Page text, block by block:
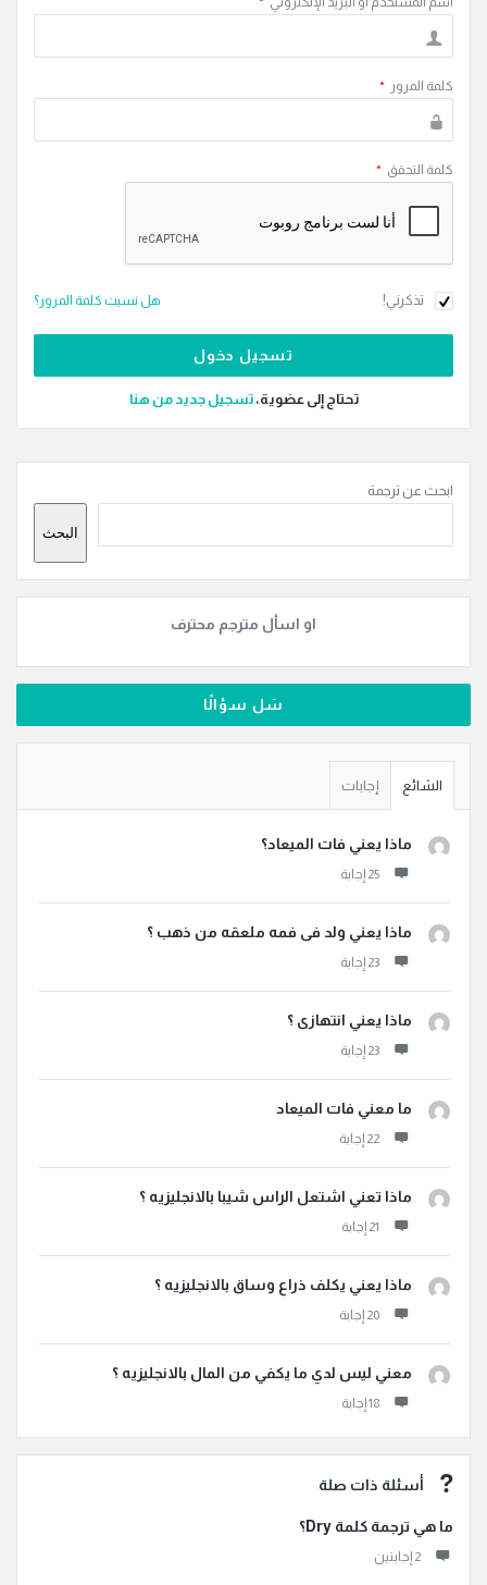
كلمة المرور *
كلمة التحقق *
تذكرني! هل نسيت كلمة المرور؟
تحتاج إلى عضوية،‫تسجيل جديد من هنا
الجانبية
ابحث عن ترجمة
البحث
او اسأل مترجم محترف
سَل سؤالًا
الشائع إجابات
ماذا يعني فات الميعاد؟
ماذا يعني ولد فى فمه ملعقه من ذهب ؟
ماذا يعني انتهازى ؟
ما معني فات الميعاد
ماذا تعني اشتعل الراس شيبا بالانجليزيه ؟
ماذا يعني يكلف ذراع وساق بالانجليزيه ؟
معني ليس لدي ما يكفي من المال بالانجليزيه ؟
أسئلة ذات صلة
ما هي ترجمة كلمة Dry؟
‫2 إجابتين